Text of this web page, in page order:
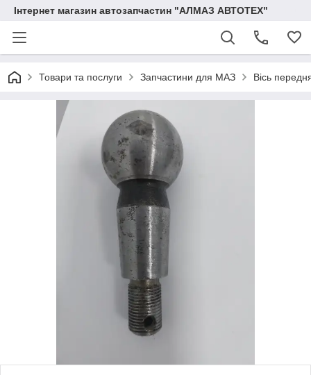
Інтернет магазин автозапчастин "АЛМАЗ АВТОТЕХ"
Товари та послуги Запчастини для МАЗ Вісь